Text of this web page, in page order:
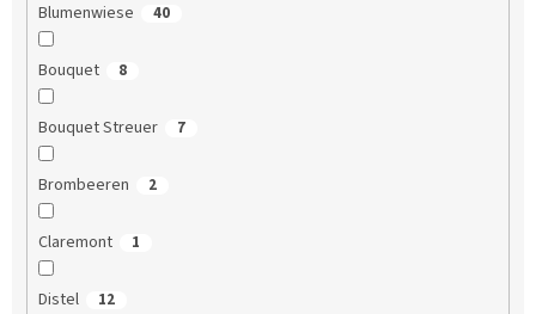
Blumenwiese 40
Bouquet 8
Bouquet Streuer 7
Brombeeren 2
Claremont 1
Distel 12